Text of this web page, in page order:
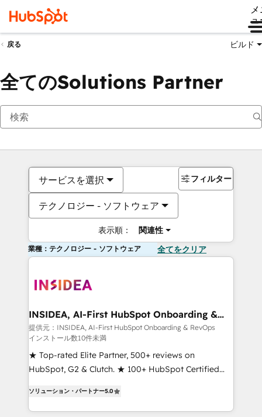
ュ
戻る ビルド
全てのSolutions Partner
サービスを選択
テクノロジー - ソフトウェア
表示順： 関連性
フィルター
業種：テクノロジー - ソフトウェア 全てをクリア
INSIDEA, AI-First HubSpot Onboarding &
RevOps
提供元：INSIDEA, AI-First HubSpot Onboarding & RevOps
インストール数10件未満
★ Top-rated Elite Partner, 500+ reviews on
HubSpot, G2 & Clutch. ★ 100+ HubSpot Certified
implementations across five continents ★ AI-First,
RevOps-led, Onboarding obsessed ★ Company of
ソリューション・パートナー5.0